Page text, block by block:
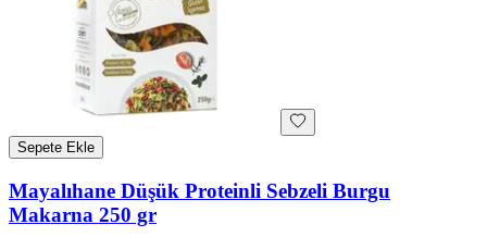
Sepete Ekle
Mayalıhane Düşük Proteinli Sebzeli Burgu
Makarna 250 gr